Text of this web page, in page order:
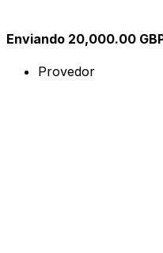
Enviando 20,000.00
Provedor